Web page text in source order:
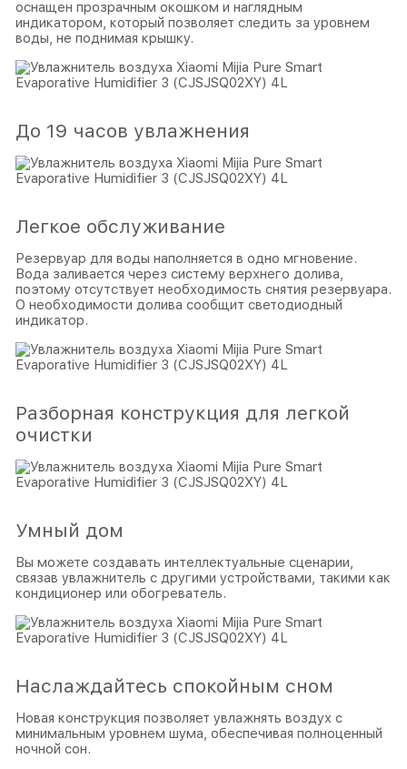
оснащен прозрачным окошком и наглядным
индикатором, который позволяет следить за уровнем
воды, не поднимая крышку.
До 19 часов увлажнения
Легкое обслуживание
Резервуар для воды наполняется в одно мгновение.
Вода заливается через систему верхнего долива,
поэтому отсутствует необходимость снятия резервуара.
О необходимости долива сообщит светодиодный
индикатор.
Разборная конструкция для легкой
очистки
Умный дом
Вы можете создавать интеллектуальные сценарии,
связав увлажнитель с другими устройствами, такими как
кондиционер или обогреватель.
Наслаждайтесь спокойным сном
Новая конструкция позволяет увлажнять воздух с
минимальным уровнем шума, обеспечивая полноценный
ночной сон.